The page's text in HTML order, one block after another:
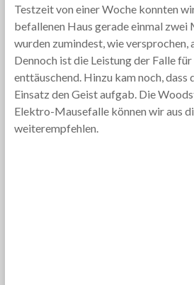
Testzeit von einer Woche konnten
befallenen Haus gerade einmal zwei
wurden zumindest, wie
Dennoch ist die Leistung der Falle für
enttäuschend. Hinzu kam noch, dass
Einsatz den Geist aufgab. Die
Elektro-Mausefalle können wir aus
weiterempfehlen.